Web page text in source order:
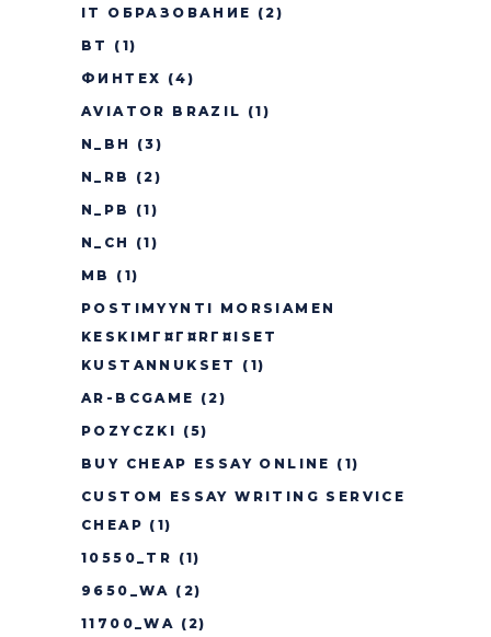
IT ОБРАЗОВАНИЕ (2)
BT
(1)
ФИНТЕХ (4)
AVIATOR BRAZIL (1)
N_BH
(3)
N_RB
(2)
N_PB
(1)
N_CH
(1)
MB
(1)
POSTIMYYNTI MORSIAMEN
KESKIMГ¤Г¤RГ¤ISET
KUSTANNUKSET
(1)
AR-BCGAME (2)
POZYCZKI (5)
BUY CHEAP ESSAY ONLINE (1)
CUSTOM ESSAY WRITING SERVICE
CHEAP (1)
10550_TR (1)
9650_WA (2)
11700_WA (2)